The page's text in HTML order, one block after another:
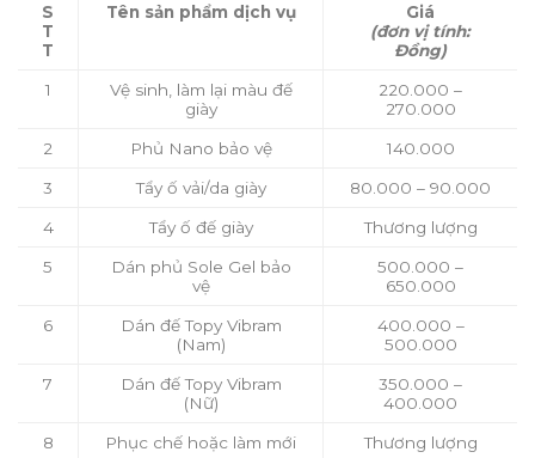
S
T
T
Tên sản phẩm dịch vụ
Giá
(đơn vị tính:
Đồng)
1
Vệ sinh, làm lại màu đế
giày
220.000 –
270.000
2 Phủ Nano bảo vệ 140.000
3 Tẩy ố vải/da giày 80.000 – 90.000
4 Tẩy ố đế giày Thương lượng
5
Dán phủ Sole Gel bảo
vệ
500.000 –
650.000
6
Dán đế Topy Vibram
(Nam)
400.000 –
500.000
7
Dán đế Topy Vibram
(Nữ)
350.000 –
400.000
8 Phục chế hoặc làm mới Thương lượng